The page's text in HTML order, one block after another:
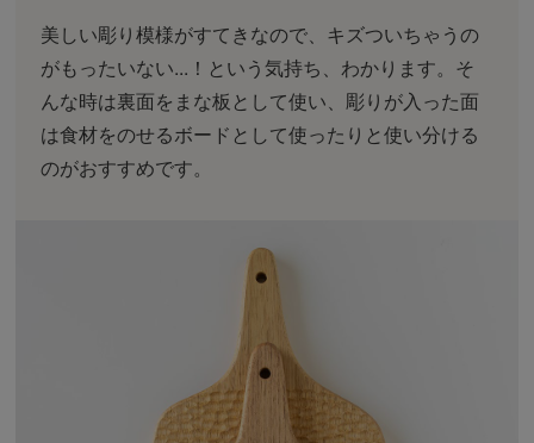
美しい彫り模様がすてきなので、キズついちゃうの
がもったいない...！という気持ち、わかります。そ
んな時は裏面をまな板として使い、彫りが入った面
は食材をのせるボードとして使ったりと使い分ける
のがおすすめです。